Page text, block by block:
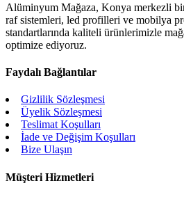
Alüminyum Mağaza, Konya merkezli
raf sistemleri, led profilleri ve mobilya
standartlarında kaliteli ürünlerimizle
optimize ediyoruz.
Faydalı Bağlantılar
Gizlilik Sözleşmesi
Üyelik Sözleşmesi
Teslimat Koşulları
İade ve Değişim Koşulları
Bize Ulaşın
Müşteri Hizmetleri